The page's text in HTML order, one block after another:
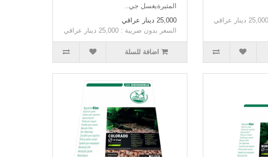
المثيرةيغسل جي..
25,000 دينار عراقي
السعر بدون ضريبة : 25,000 دينار عراقي
اضافة للسلة